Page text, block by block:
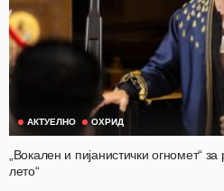
АКТУЕЛНО ОХРИД
„Вокален и пијанистички огномет“
лето“